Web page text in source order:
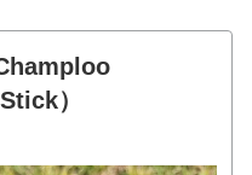
）